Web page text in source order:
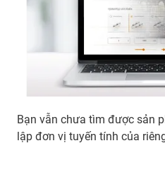
Bạn vẫn chưa tìm được sản
lập đơn vị tuyến tính của